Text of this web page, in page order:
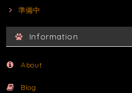
準備中
Information
About
Blog